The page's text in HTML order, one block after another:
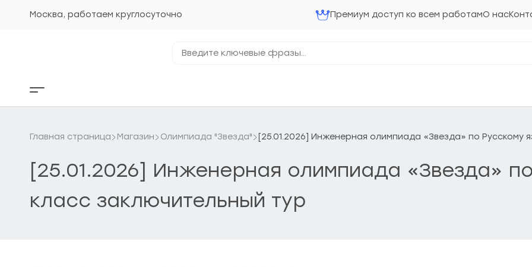
Москва, работаем круглосуточно Премиум доступ ко всем работамО нас
ключевые
Кнопка
бокового
Главная страница Магазин Олимпиада "Звезда" [25.01.2026] Инженерная олимпиада «Звезда» по Русскому
[25.01.2026] Инженерная олимпиада «Звезда» по
класс заключительный тур